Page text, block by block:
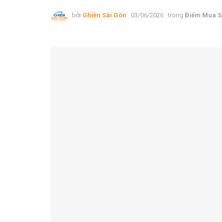
bởi Ghiền Sài Gòn 03/06/2026 trong Điểm Mua